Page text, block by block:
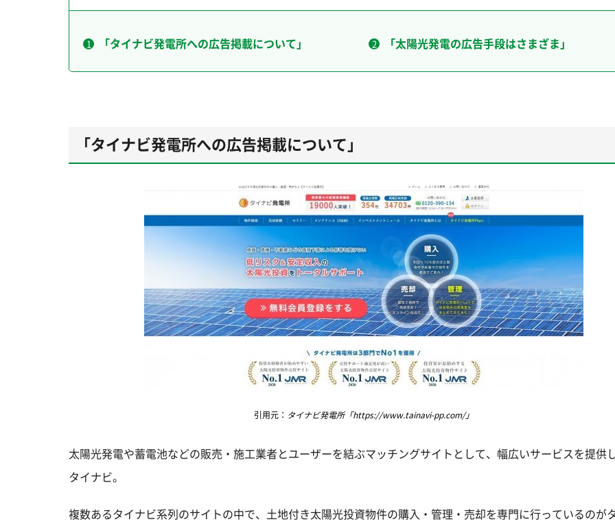
「タイナビ発電所への広告掲載について」 「太陽光発電の広告手段はさまざま」
「タイナビ発電所への広告掲載について」
引用元： タイナビ発電所「https://www.tainavi-pp.com/」
太陽光発電や蓄電池などの販売・施工業者とユーザーを結ぶマッチングサイトとして、幅広いサービスを提供
タイナビ。
複数あるタイナビ系列のサイトの中で、土地付き太陽光投資物件の購入・管理・売却を専門に行っているのが